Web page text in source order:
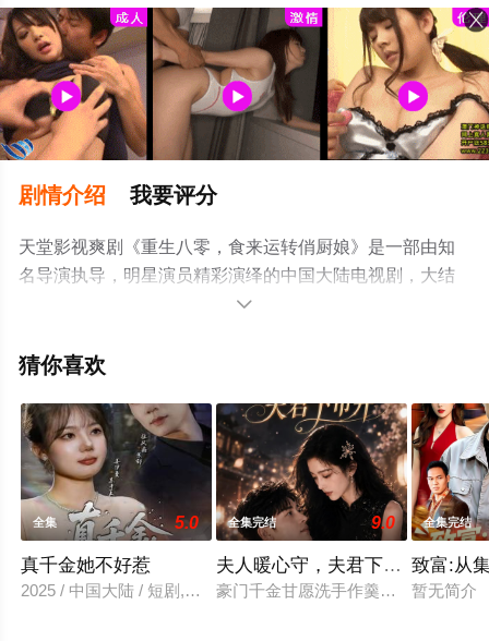
剧情介绍 我要评分
天堂影视爽剧《重生八零，食来运转俏厨娘》是一部由知
名导演执导，明星演员精彩演绎的中国大陆电视剧，大结
局剧情已揭晓（全集），手机免费观看高清无删减完整版
电视剧、电视猫或剧情网等平台了解。

猜你喜欢
全集 5.0
真千金她不好惹
2025 / 中国大陆 / 短剧,反转爽
全集完结 9.0
夫人暖心守，夫君下市井
豪门千金甘愿洗手作羹汤，只为守护
全集完结
致富:从
暂无简介